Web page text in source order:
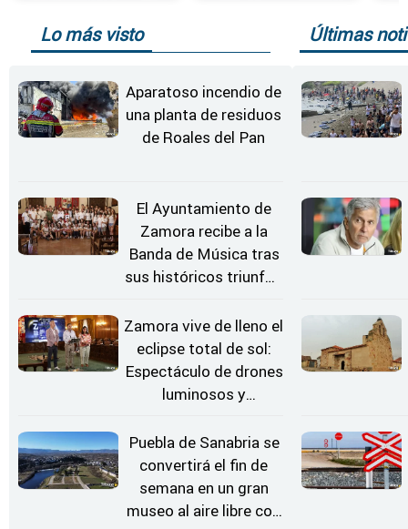
Lo más visto
Aparatoso incendio de
una planta de residuos
de Roales del Pan
El Ayuntamiento de
Zamora recibe a la
Banda de Música tras
sus históricos triunfos
Zamora vive de lleno el
eclipse total de sol:
Espectáculo de drones
luminosos y
Estrellas
Puebla de Sanabria se
convertirá el fin de
semana en un gran
museo al aire libre con
Últimas